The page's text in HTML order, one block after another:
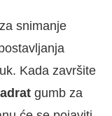
za snimanje
Kada završite
gumb za